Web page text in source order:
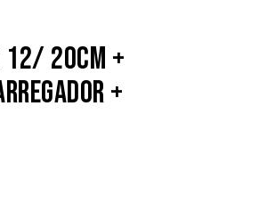
12/ 20CM +
+